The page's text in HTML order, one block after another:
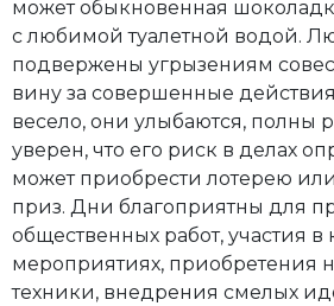
может обыкновенная
с любимой туалетной водой.
подвержены угрызениям
вину за совершенные
весело, они улыбаются, полны
уверен, что его риск в делах
может приобрести лотерею
приз. Дни благоприятны для
общественных работ, участия в
мероприятиях, приобретения
техники, внедрения смелых